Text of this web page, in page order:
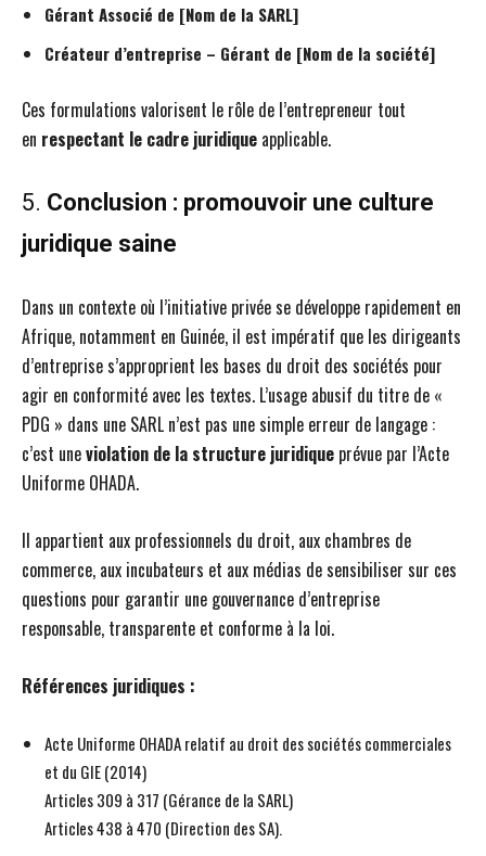
Gérant Associé de [Nom de la SARL]
Créateur d’entreprise – Gérant de [Nom de la société]
Ces formulations valorisent le rôle de l’entrepreneur tout
en respectant le cadre juridique applicable.
5. Conclusion : promouvoir une culture
juridique saine
Dans un contexte où l’initiative privée se développe rapidement en
Afrique, notamment en Guinée, il est impératif que les dirigeants
d’entreprise s’approprient les bases du droit des sociétés pour
agir en conformité avec les textes. L’usage abusif du titre de «
PDG » dans une SARL n’est pas une simple erreur de langage :
c’est uneviolation de la structure juridique prévue par l’Acte
Uniforme OHADA.
Il appartient aux professionnels du droit, aux chambres de
commerce, aux incubateurs et aux médias de sensibiliser sur ces
questions pour garantir une gouvernance d’entreprise
responsable, transparente et conforme à la loi.
Références juridiques :
Acte Uniforme OHADA relatif au droit des sociétés commerciales
et du GIE (2014)
Articles 309 à 317 (Gérance de la SARL)
Articles 438 à 470 (Direction des SA).